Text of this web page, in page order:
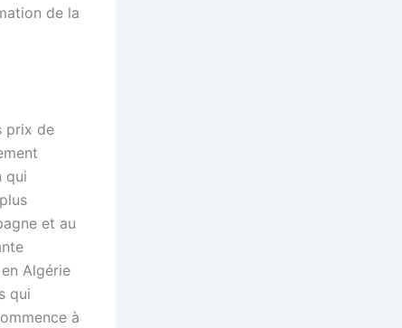
de la
prix de
qui
et au
Algérie
qui
à